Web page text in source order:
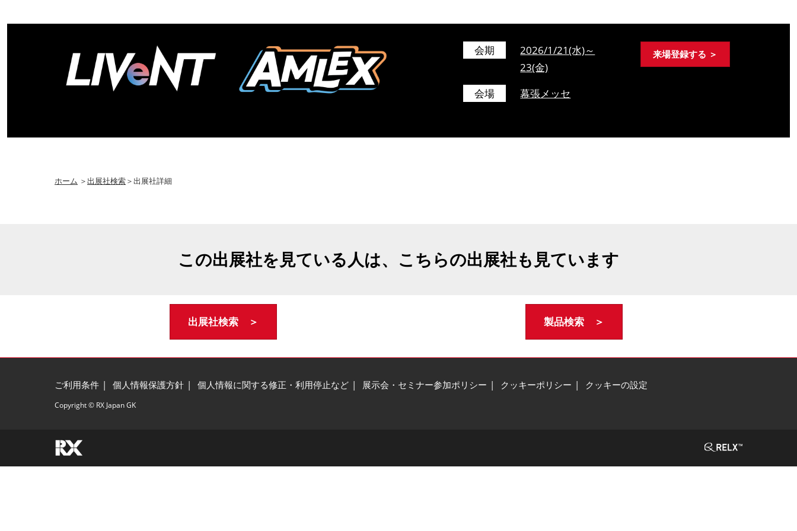
会期
2026/1/21(水)～
23(金)
会場
幕張メッセ
来場登録する ＞
ホーム ＞出展社検索＞出展社詳細
この出展社を見ている人は、こちらの出展社も見ています
出展社検索 ＞ 製品検索 ＞
ご利用条件 個人情報保護方針 個人情報に関する修正・利用停止など 展示会・セミナー参加ポリシー クッキーポリシー クッキーの設定
Copyright © RX Japan GK